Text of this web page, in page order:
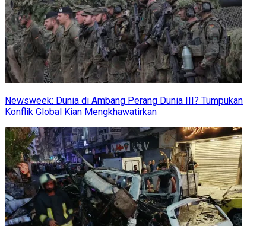
Newsweek: Dunia di Ambang Perang Dunia III? Tumpukan
Konflik Global Kian Mengkhawatirkan